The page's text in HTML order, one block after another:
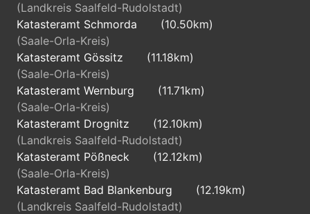
(Landkreis Saalfeld-Rudolstadt)
Katasteramt Schmorda
(10.50km)
(Saale-Orla-Kreis)
Katasteramt Gössitz
(11.18km)
(Saale-Orla-Kreis)
Katasteramt Wernburg
(11.71km)
(Saale-Orla-Kreis)
Katasteramt Drognitz
(12.10km)
(Landkreis Saalfeld-Rudolstadt)
Katasteramt Pößneck
(12.12km)
(Saale-Orla-Kreis)
Katasteramt Bad Blankenburg
(12.19km)
(Landkreis Saalfeld-Rudolstadt)